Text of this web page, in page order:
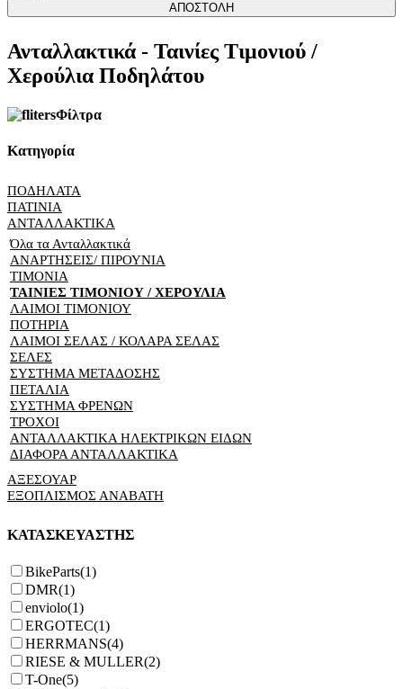
ΑΠΟΣΤΟΛΗ
Ανταλλακτικά - Ταινίες Τιμονιού /
Χερούλια Ποδηλάτου
Φίλτρα
Κατηγορία
ΠΟΔΗΛΑΤΑ
ΠΑΤΙΝΙΑ
ΑΝΤΑΛΛΑΚΤΙΚΑ
Όλα τα Ανταλλακτικά
ΑΝΑΡΤΗΣΕΙΣ/ ΠΙΡΟΥΝΙΑ
ΤΙΜΟΝΙΑ
ΤΑΙΝΙΕΣ ΤΙΜΟΝΙΟΥ / ΧΕΡΟΥΛΙΑ
ΛΑΙΜΟΙ ΤΙΜΟΝΙΟΥ
ΠΟΤΗΡΙΑ
ΛΑΙΜΟΙ ΣΕΛΑΣ / ΚΟΛΑΡΑ ΣΕΛΑΣ
ΣΕΛΕΣ
ΣΥΣΤΗΜΑ ΜΕΤΑΔΟΣΗΣ
ΠΕΤΑΛΙΑ
ΣΥΣΤΗΜΑ ΦΡΕΝΩΝ
ΤΡΟΧΟΙ
ΑΝΤΑΛΛΑΚΤΙΚΑ ΗΛΕΚΤΡΙΚΩΝ ΕΙΔΩΝ
ΔΙΑΦΟΡΑ ΑΝΤΑΛΛΑΚΤΙΚΑ
ΑΞΕΣΟΥΑΡ
ΕΞΟΠΛΙΣΜΟΣ ΑΝΑΒΑΤΗ
ΚΑΤΑΣΚΕΥΑΣΤΗΣ
BikeParts(1)
DMR(1)
enviolo(1)
ERGOTEC(1)
HERRMANS(4)
RIESE & MULLER(2)
T-One(5)